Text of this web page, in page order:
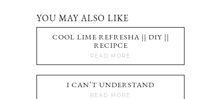
YOU MAY ALSO LIKE
COOL LIME REFRESHA || DIY ||
RECIPCE
READ MORE
I CAN’T UNDERSTAND
READ MORE